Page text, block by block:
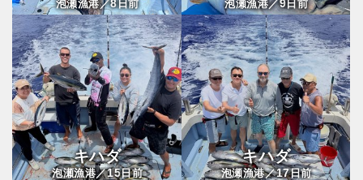
泡瀬漁港／8日前 泡瀬漁港／9 日前
キハダ
泡瀬漁港／15日前
キハダ
泡瀬漁港／17日前